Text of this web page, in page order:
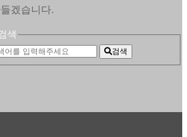
겠습니다.
색
검색